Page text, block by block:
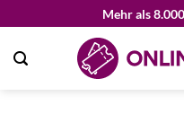
springen
Mehr als